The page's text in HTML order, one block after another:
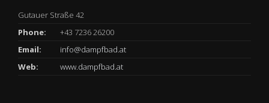
Gutauer Straße 42
Phone:
+43 7236 26200
Email:
info@dampfbad.at
Web:
www.dampfbad.at